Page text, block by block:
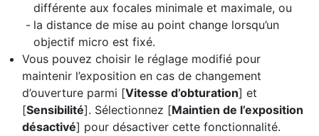
différente aux focales minimale et maximale, ou
la distance de mise au point change lorsqu’un
objectif micro est fixé.
Vous pouvez choisir le réglage modifié pour
maintenir l’exposition en cas de changement
d’ouverture parmi [Vitesse d’obturation] et
[Sensibilité]. Sélectionnez [Maintien de l’exposition
désactivé] pour désactiver cette fonctionnalité.